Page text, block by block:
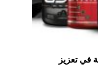
في تعزيز